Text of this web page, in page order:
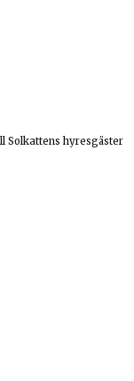
Solkattens hyresgäster